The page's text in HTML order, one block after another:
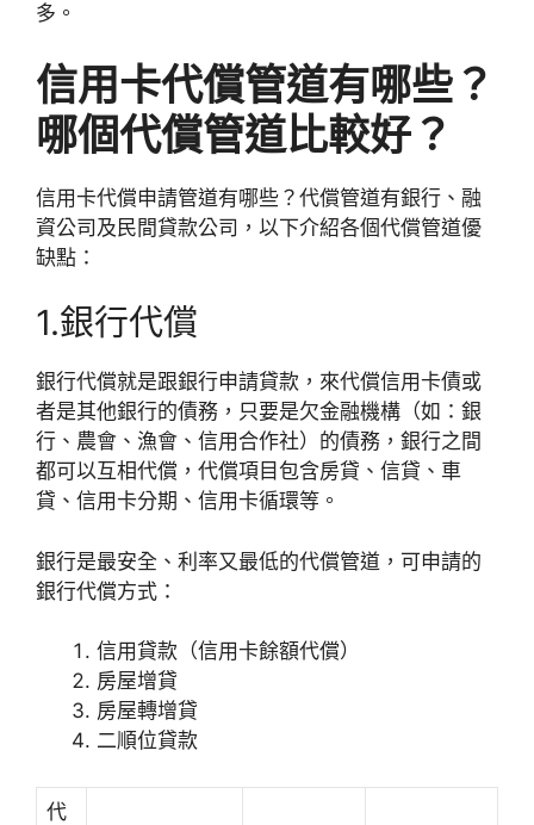
多。
信用卡代償管道有哪些？
哪個代償管道比較好？
信用卡代償申請管道有哪些？代償管道有銀行、融
資公司及民間貸款公司，以下介紹各個代償管道優
缺點：
1.銀行代償
銀行代償就是跟銀行申請貸款，來代償信用卡債或
者是其他銀行的債務，只要是欠金融機構（如：銀
行、農會、漁會、信用合作社）的債務，銀行之間
都可以互相代償，代償項目包含房貸、信貸、車
貸、信用卡分期、信用卡循環等。
銀行是最安全、利率又最低的代償管道，可申請的
銀行代償方式：
信用貸款（信用卡餘額代償）
房屋增貸
房屋轉增貸
二順位貸款
代